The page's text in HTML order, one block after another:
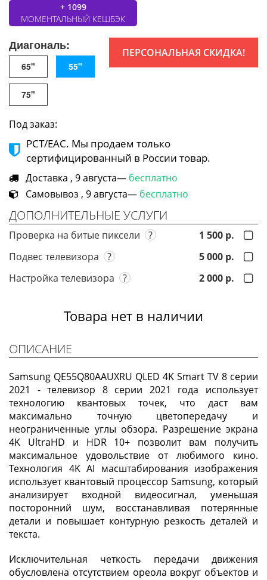
+ 1099
МОМЕНТАЛЬНЫЙ КЕШБЭК
ПЕРСОНАЛЬНАЯ СКИДКА!
Диагональ:
65" 55"
75"
Под заказ:
РСТ/ЕАС. Мы продаем только
сертифицированный в России товар.
Доставка , 9 августа— бесплатно
Самовывоз , 9 августа— бесплатно
ДОПОЛНИТЕЛЬНЫЕ УСЛУГИ
Проверка на битые пиксели ?
1 500 р.
Подвес телевизора
?
5 000 р.
Настройка телевизора
? 2 000 р.
Товара нет в наличии
ОПИСАНИЕ
Samsung QE55Q80AAUXRU QLED 4K Smart TV 8 серии
2021 - телевизор 8 серии 2021 года использует
технологию квантовых точек, что даст вам
максимально точную цветопередачу и
неограниченные углы обзора. Разрешение экрана
4K UltraHD и HDR 10+ позволит вам получить
максимальное удовольствие от любимого кино.
Технология 4K AI масштабирования изображения
использует квантовый процессор Samsung, который
анализирует входной видеосигнал, уменьшая
посторонний шум, восстанавливая потерянные
детали и повышает контурную резкость деталей и
текста.
Исключительная четкость передачи движения
обусловлена отсутствием ореола вокруг объектов и